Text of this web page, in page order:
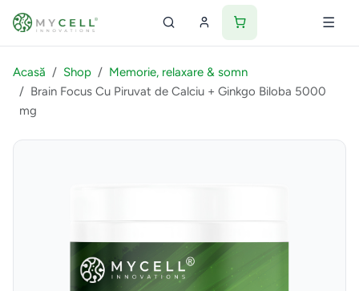
Acasă Shop
Memorie, relaxare & somn
Brain Focus Cu Piruvat de Calciu + Ginkgo Biloba 5000
mg